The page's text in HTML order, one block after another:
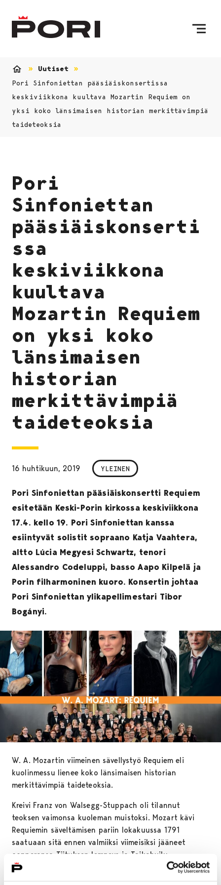
Uutiset
Pori Sinfoniettan pääsiäiskonsertissa
keskiviikkona kuultava Mozartin Requiem on
yksi koko länsimaisen historian merkittävimpiä
taideteoksia
Pori
Sinfoniettan
pääsiäiskonserti
ssa
keskiviikkona
kuultava
Mozartin Requiem
on yksi koko
länsimaisen
historian
merkittävimpiä
taideteoksia
16 huhtikuun, 2019 YLEINEN
Pori Sinfoniettan pääsiäiskonsertti Requiem
esitetään Keski-Porin kirkossa keskiviikkona
17.4. kello 19. Pori Sinfoniettan kanssa
esiintyvät solistit sopraano Katja Vaahtera,
altto Lúcia Megyesi Schwartz, tenori
Alessandro Codeluppi, basso Aapo Kilpelä ja
Porin filharmoninen kuoro. Konsertin johtaa
Pori Sinfoniettan ylikapellimestari Tibor
Bogányi.
W. A. Mozartin viimeinen sävellystyö Requiem eli
kuolinmessu lienee koko länsimaisen historian
merkittävimpiä taideteoksia.
Kreivi Franz von Walsegg-Stuppach oli tilannut
teoksen vaimonsa kuoleman muistoksi. Mozart kävi
Requiemin säveltämisen pariin lokakuussa 1791
saatuaan sitä ennen valmiiksi viimeisiksi jääneet
oopperansa Tiituksen lempeys ja Taikahuilu.
Parin kuukauden kiivaan säveltämisen jälkeen Mozartin